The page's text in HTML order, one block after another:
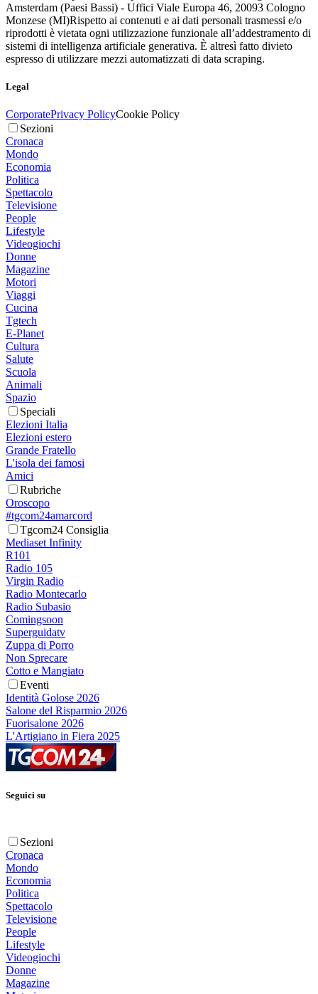
Amsterdam (Paesi Bassi) - Uffici Viale Europa 46, 20093 Cologno
Monzese (MI)Rispetto ai contenuti e ai dati personali trasmessi e/o
riprodotti è vietata ogni utilizzazione funzionale all’addestramento di
sistemi di intelligenza artificiale generativa. È altresì fatto divieto
espresso di utilizzare mezzi automatizzati di data scraping.
Legal
CorporatePrivacy PolicyCookie Policy
Sezioni
Cronaca
Mondo
Economia
Politica
Spettacolo
Televisione
People
Lifestyle
Videogiochi
Donne
Magazine
Motori
Viaggi
Cucina
Tgtech
E-Planet
Cultura
Salute
Scuola
Animali
Spazio
Speciali
Elezioni Italia
Elezioni estero
Grande Fratello
L'isola dei famosi
Amici
Rubriche
Oroscopo
#tgcom24amarcord
Tgcom24 Consiglia
Mediaset Infinity
R101
Radio 105
Virgin Radio
Radio Montecarlo
Radio Subasio
Comingsoon
Superguidatv
Zuppa di Porro
Non Sprecare
Cotto e Mangiato
Eventi
Identità Golose 2026
Salone del Risparmio 2026
Fuorisalone 2026
L'Artigiano in Fiera 2025
Seguici su
Sezioni
Cronaca
Mondo
Economia
Politica
Spettacolo
Televisione
People
Lifestyle
Videogiochi
Donne
Magazine